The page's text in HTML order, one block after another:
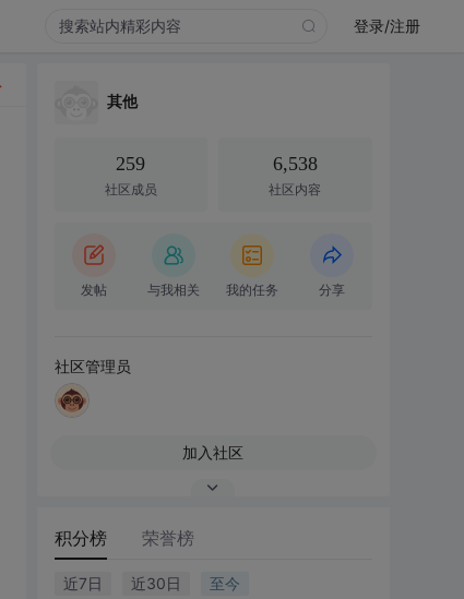
登录/注册
其他
259
社区成员
6,538
社区内容
发帖 与我相关 我的任务 分享
社区管理员
加入社区
积分榜 荣誉榜
近7日 近30日 至今